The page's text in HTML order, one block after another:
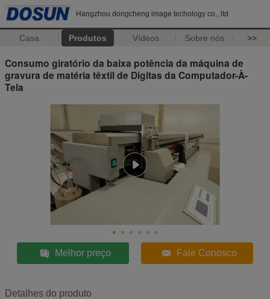
Hangzhou dongcheng image techology co., ltd
Casa Produtos Vídeos Sobre nós >>
Consumo giratório da baixa potência da máquina de
gravura de matéria têxtil de Digitas da Computador-À-
Tela
Melhor preço Fale Conosco
Detalhes do produto